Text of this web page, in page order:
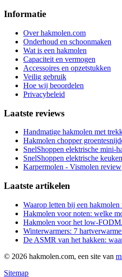
Informatie
Over hakmolen.com
Onderhoud en schoonmaken
Wat is een hakmolen
Capaciteit en vermogen
Accessoires en opzetstukken
Veilig gebruik
Hoe wij beoordelen
Privacybeleid
Laatste reviews
Handmatige hakmolen met
Hakmolen chopper
SnelShoppen elektrische mini-
SnelShoppen elektrische
Karpermolen - Vismolen review
Laatste artikelen
Waarop letten bij een hakmolen
Hakmolen voor noten: welke
Hakmolen voor het low-
Winterwarmers: 7
De ASMR van het hakken:
© 2026 hakmolen.com, een site van
Sitemap